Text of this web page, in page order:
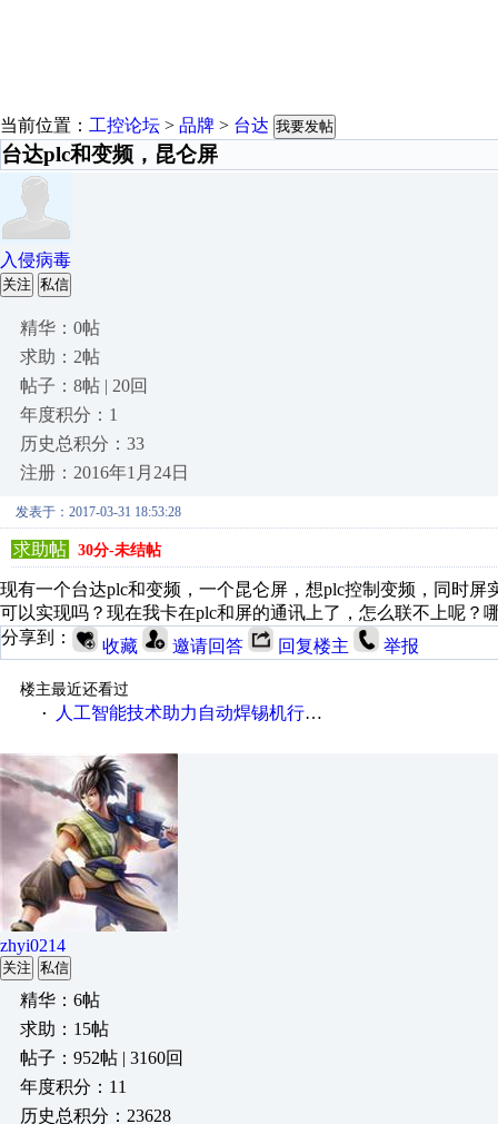
当前位置： 工控论坛 > 品牌 > 台达 我要发帖
台达plc和变频，昆仑屏
入侵病毒
关注 私信
精华：0帖
求助：2帖
帖子：8帖 | 20回
年度积分：1
历史总积分：33
注册：2016年1月24日
发表于：2017-03-31 18:53:28
求助帖 30分-未结帖
现有一个台达plc和变频，一个昆仑屏，想plc控制变频，同时
可以实现吗？现在我卡在plc和屏的通讯上了，怎么联不上呢？
分享到：
收藏 邀请回答 回复楼主 举报
楼主最近还看过
·
人工智能技术助力自动焊锡机行业快速发展
zhyi0214
关注 私信
精华：6帖
求助：15帖
帖子：952帖 | 3160回
年度积分：11
历史总积分：23628